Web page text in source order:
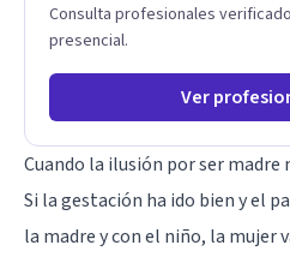
Consulta profesionales
presencial.
Ver
Cuando la ilusión por ser madre
Si la gestación ha ido bien y el
la madre y con el niño, la mujer